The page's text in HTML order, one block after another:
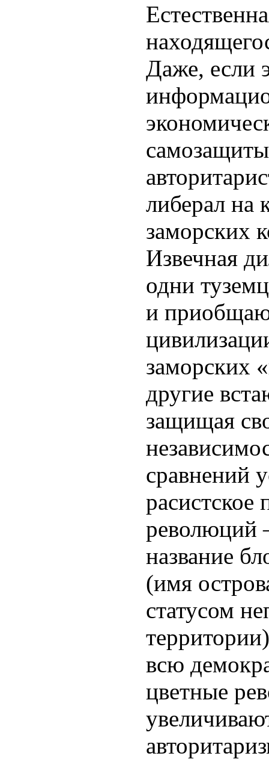
Даже, если
либерал на
заморских
Извечная
одни
и
заморских
другие
защищая
сравнений
революций
название
(имя
статусом
всю
цветные